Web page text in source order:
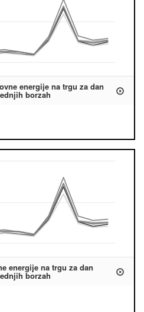
energije na trgu za dan
borzah
energije na trgu za dan
borzah